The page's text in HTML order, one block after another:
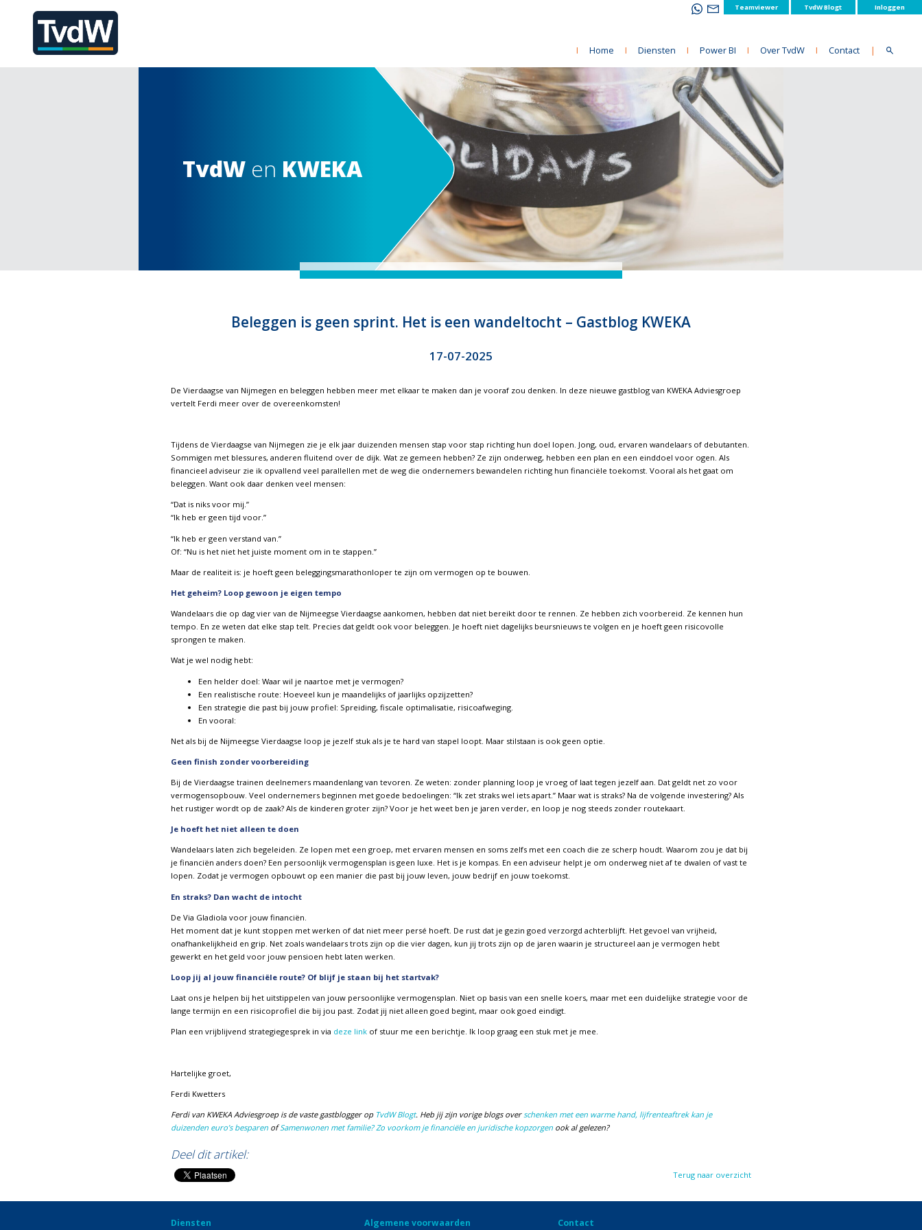
Teamviewer TvdW Blogt Inloggen
I Home I Diensten I Power BI I Over TvdW I Contact |
TvdWen KWEKA
Beleggen is geen sprint. Het is een wandeltocht – Gastblog KWEKA
17-07-2025
De Vierdaagse van Nijmegen en beleggen hebben meer met elkaar te maken dan je vooraf zou denken. In deze nieuwe gastblog van KWEKA Adviesgroep
vertelt Ferdi meer over de overeenkomsten!
Tijdens de Vierdaagse van Nijmegen zie je elk jaar duizenden mensen stap voor stap richting hun doel lopen. Jong, oud, ervaren wandelaars of debutanten.
Sommigen met blessures, anderen fluitend over de dijk. Wat ze gemeen hebben? Ze zijn onderweg, hebben een plan en een einddoel voor ogen. Als
financieel adviseur zie ik opvallend veel parallellen met de weg die ondernemers bewandelen richting hun financiële toekomst. Vooral als het gaat om
beleggen. Want ook daar denken veel mensen:
“Dat is niks voor mij.”
“Ik heb er geen tijd voor.”
“Ik heb er geen verstand van.”
Of: “Nu is het niet het juiste moment om in te stappen.”
Maar de realiteit is: je hoeft geen beleggingsmarathonloper te zijn om vermogen op te bouwen.
Het geheim? Loop gewoon je eigen tempo
Wandelaars die op dag vier van de Nijmeegse Vierdaagse aankomen, hebben dat niet bereikt door te rennen. Ze hebben zich voorbereid. Ze kennen hun
tempo. En ze weten dat elke stap telt. Precies dat geldt ook voor beleggen. Je hoeft niet dagelijks beursnieuws te volgen en je hoeft geen risicovolle
sprongen te maken.
Wat je wel nodig hebt:
Een helder doel: Waar wil je naartoe met je vermogen?
Een realistische route: Hoeveel kun je maandelijks of jaarlijks opzijzetten?
Een strategie die past bij jouw profiel: Spreiding, fiscale optimalisatie, risicoafweging.
En vooral:
Net als bij de Nijmeegse Vierdaagse loop je jezelf stuk als je te hard van stapel loopt. Maar stilstaan is ook geen optie.
Geen finish zonder voorbereiding
Bij de Vierdaagse trainen deelnemers maandenlang van tevoren. Ze weten: zonder planning loop je vroeg of laat tegen jezelf aan. Dat geldt net zo voor
vermogensopbouw. Veel ondernemers beginnen met goede bedoelingen: “Ik zet straks wel iets apart.” Maar wat is straks? Na de volgende investering? Als
het rustiger wordt op de zaak? Als de kinderen groter zijn? Voor je het weet ben je jaren verder, en loop je nog steeds zonder routekaart.
Je hoeft het niet alleen te doen
Wandelaars laten zich begeleiden. Ze lopen met een groep, met ervaren mensen en soms zelfs met een coach die ze scherp houdt. Waarom zou je dat bij
je financiën anders doen? Een persoonlijk vermogensplan is geen luxe. Het is je kompas. En een adviseur helpt je om onderweg niet af te dwalen of vast te
lopen. Zodat je vermogen opbouwt op een manier die past bij jouw leven, jouw bedrijf en jouw toekomst.
En straks? Dan wacht de intocht
De Via Gladiola voor jouw financiën.
Het moment dat je kunt stoppen met werken of dat niet meer persé hoeft. De rust dat je gezin goed verzorgd achterblijft. Het gevoel van vrijheid,
onafhankelijkheid en grip. Net zoals wandelaars trots zijn op die vier dagen, kun jij trots zijn op de jaren waarin je structureel aan je vermogen hebt
gewerkt en het geld voor jouw pensioen hebt laten werken.
Loop jij al jouw financiële route? Of blijf je staan bij het startvak?
Laat ons je helpen bij het uitstippelen van jouw persoonlijke vermogensplan. Niet op basis van een snelle koers, maar met een duidelijke strategie voor de
lange termijn en een risicoprofiel die bij jou past. Zodat jij niet alleen goed begint, maar ook goed eindigt.
Plan een vrijblijvend strategiegesprek in via deze linkof stuur me een berichtje. Ik loop graag een stuk met je mee.
Hartelijke groet,
Ferdi Kwetters
Ferdi van KWEKA Adviesgroep is de vaste gastblogger op TvdW Blogt. Heb jij zijn vorige blogs overschenken met een warme hand,lijfrenteaftrek kan je
duizenden euro’s besparen ofSamenwonen met familie? Zo voorkom je financiële en juridische kopzorgenook al gelezen?
Deel dit artikel:
Terug naar overzicht
Diensten Algemene voorwaarden Contact